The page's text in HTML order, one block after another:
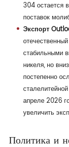
304 остается
поставок
Экспорт
стабильными
никеля, но
постепенно
апреле 2026
увеличить
Политика и